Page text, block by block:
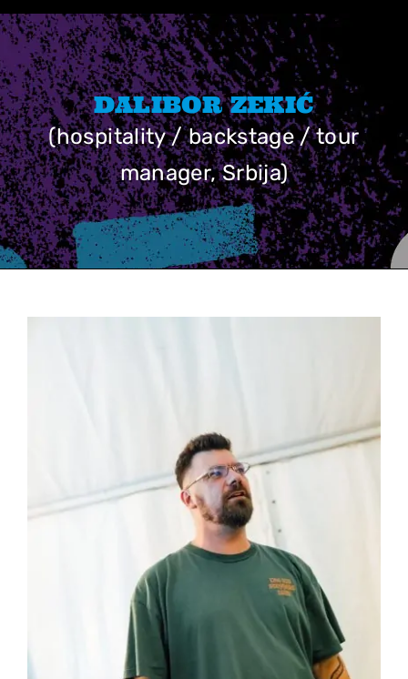
Skip
to
content
DALIBOR ZEKIĆ
(hospitality / backstage / tour
manager, Srbija)